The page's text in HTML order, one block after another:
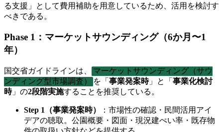
る支援」として費用補助を用意しているため、活用を検討す
べきである。
Phase 1：マーケットサウンディング（6か月〜1
年）
国交省ガイドラインは、
マーケットサウンディング（サウ
ンディング型市場調査）
を「 事業発案時」と「 事業化検討
時」の2段階実施することを推奨している。
Step 1（事業発案時）
：市場性の確認・民間活用アイ
デアの聴取。公園概要・図面・現況建ぺい率・既存物